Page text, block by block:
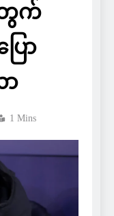
တွက်
ော
ာ
1 Mins